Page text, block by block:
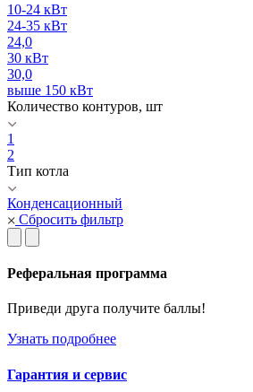
10-24 кВт
24-35 кВт
24,0
30 кВт
30,0
выше 150 кВт
Количество контуров, шт
1
2
Тип котла
Конденсационный
Сбросить фильтр
Реферальная программа
Приведи друга получите баллы!
Узнать подробнее
Гарантия и сервис